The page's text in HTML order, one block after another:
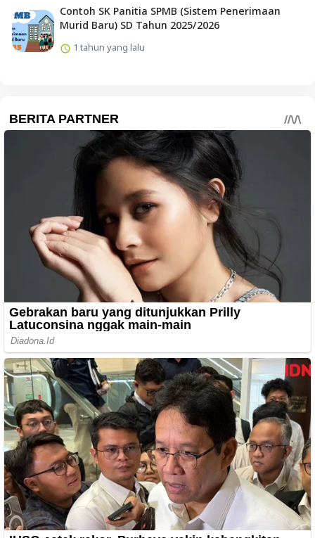
Contoh SK Panitia SPMB (Sistem Penerimaan
Murid Baru) SD Tahun 2025/2026
1 tahun yang lalu